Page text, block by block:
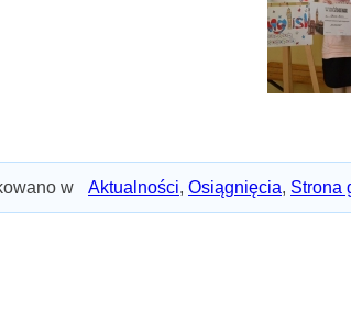
w Aktualności, Osiągnięcia, Strona